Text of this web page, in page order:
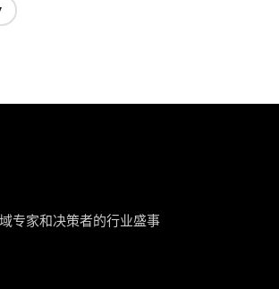
专家和决策者的行业盛事